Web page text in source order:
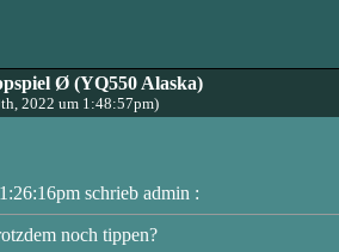
Ø (YQ550 Alaska)
2022 um 1:48:57pm)
schrieb admin :
noch tippen?